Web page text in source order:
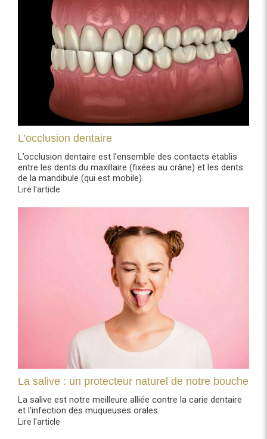
L’occlusion dentaire
L’occlusion dentaire est l’ensemble des contacts établis
entre les dents du maxillaire (fixées au crâne) et les dents
de la mandibule (qui est mobile).
Lire l'article
La salive : un protecteur naturel de notre bouche
La salive est notre meilleure alliée contre la carie dentaire
et l’infection des muqueuses orales.
Lire l'article